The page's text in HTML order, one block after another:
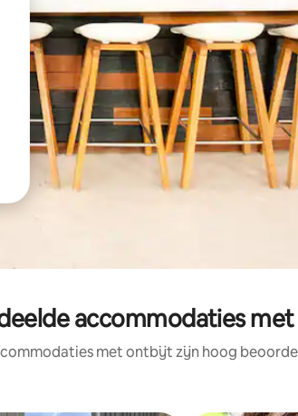
accommodaties
met ontbijt zijn hoog